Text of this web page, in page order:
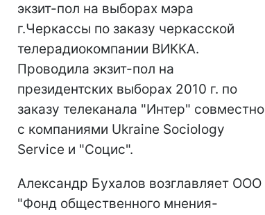
экзит-пол на выборах мэра
г.Черкассы по заказу черкасской
телерадиокомпании ВИККА.
Проводила экзит-пол на
президентских выборах 2010 г. по
заказу телеканала "Интер" совместно
с компаниями Ukraine Sociology
Service и "Социс".
Александр Бухалов возглавляет ООО
"Фонд общественного мнения-